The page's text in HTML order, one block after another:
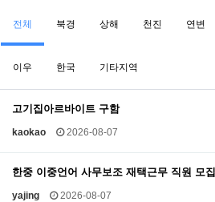
전체 북경 상해 천진 연변
이우 한국 기타지역
고기집아르바이트 구함
kaokao 2026-08-07
한중 이중언어 사무보조 재택근무 직원 모집
yajing 2026-08-07